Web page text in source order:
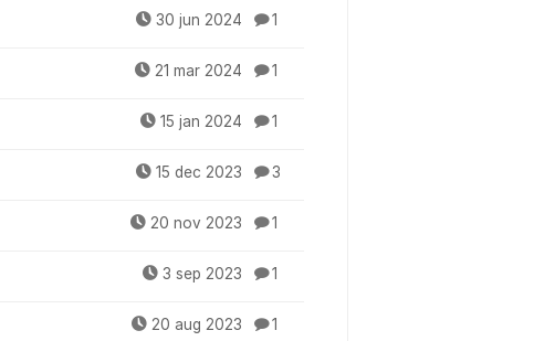
30 jun 2024 1
21 mar 2024 1
15 jan 2024 1
15 dec 2023 3
20 nov 2023 1
3 sep 2023 1
20 aug 2023 1